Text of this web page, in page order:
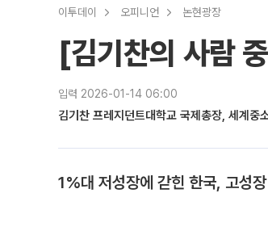
이투데이 오피니언 논현광장
[김기찬의 사람
입력 2026-01-14 06:00
김기찬 프레지던트대학교 국제총장, 세계중
1%대 저성장에 갇힌 한국, 고성